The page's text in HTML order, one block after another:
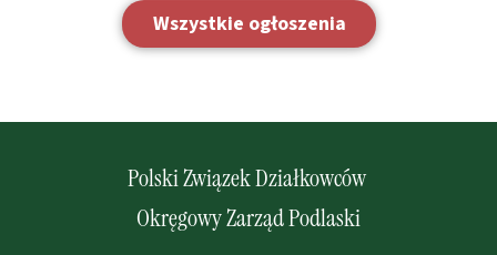
Wszystkie ogłoszenia
Polski Związek Działkowców
Okręgowy Zarząd Podlaski